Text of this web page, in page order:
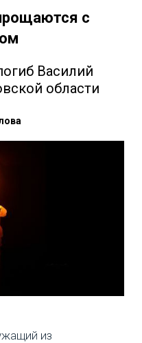
с
Василий
области
из